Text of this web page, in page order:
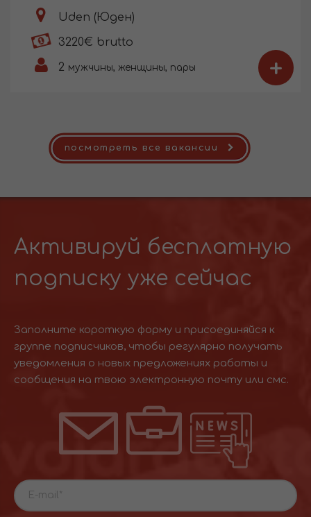
Uden (Юден)
3220€ brutto
2 мужчины, женщины, пары +
посмотреть все вакансии
Активируй бесплатную
подписку уже сейчас
Заполните короткую форму и присоединяйся к
группе подписчиков, чтобы регулярно получать
уведомления о новых предложениях работы и
сообщения на твою электронную почту или смс.